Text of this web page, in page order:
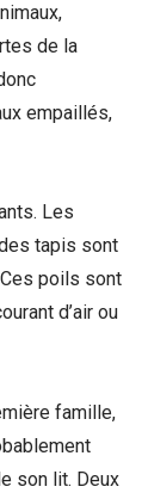
de la
empaillés,
Les
tapis sont
poils sont
d’air ou
famille,
son lit. Deux